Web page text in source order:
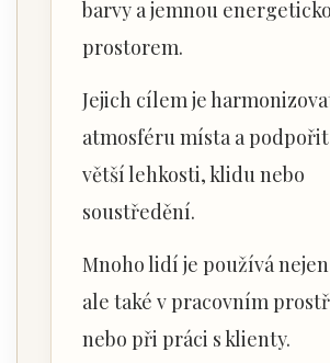
barvy a jemnou
prostorem.
Jejich cílem je
atmosféru místa a
větší lehkosti, klidu nebo
soustředění.
Mnoho lidí je používá
ale také v pracovním
nebo při práci s klienty.